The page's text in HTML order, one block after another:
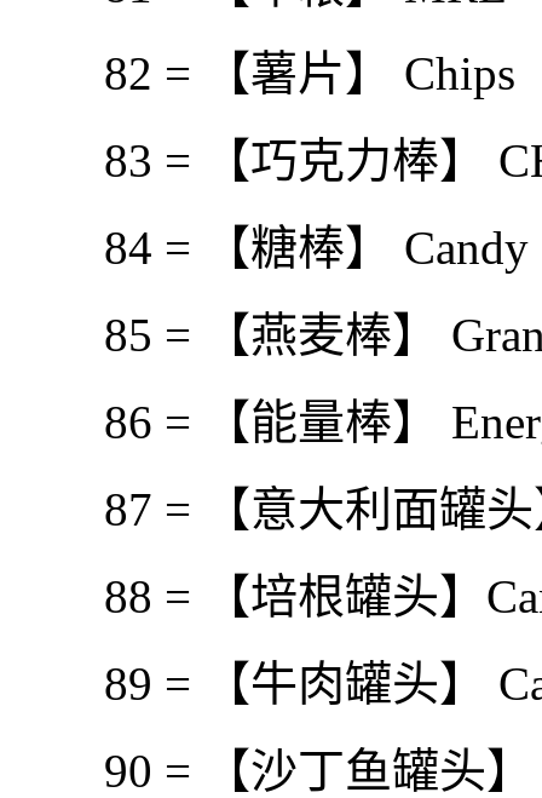
82 = 【薯片】 Chips
83 = 【巧克力棒】
84 = 【糖棒】 Candy
85 = 【燕麦棒】
86 = 【能量棒】
87 = 【意大利面罐头
88 = 【培根罐头】
89 = 【牛肉罐头】
90 = 【沙丁鱼罐头】